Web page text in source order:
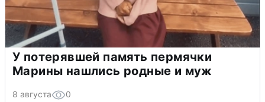
У потерявшей память пермячки
Марины нашлись родные и муж
8 августа 0